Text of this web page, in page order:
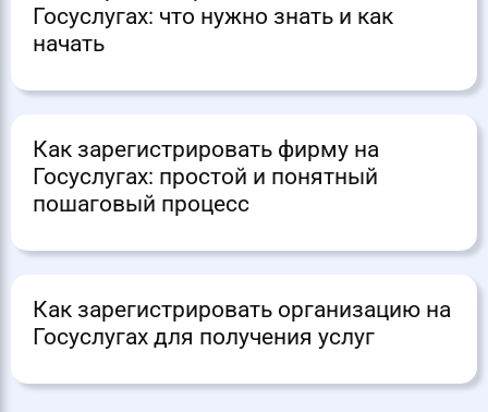
Госуслугах: что нужно знать и как
начать
Как зарегистрировать фирму на
Госуслугах: простой и понятный
пошаговый процесс
Как зарегистрировать организацию на
Госуслугах для получения услуг